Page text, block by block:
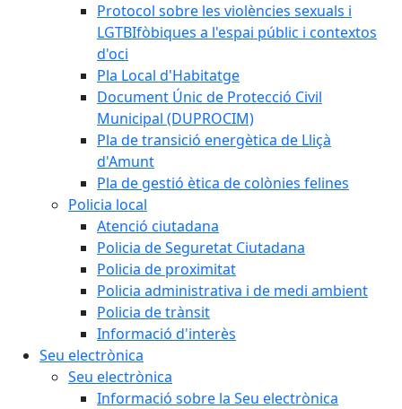
Protocol sobre les violències sexuals i
LGTBIfòbiques a l'espai públic i contextos
d'oci
Pla Local d'Habitatge
Document Únic de Protecció Civil
Municipal (DUPROCIM)
Pla de transició energètica de Lliçà
d'Amunt
Pla de gestió ètica de colònies felines
Policia local
Atenció ciutadana
Policia de Seguretat Ciutadana
Policia de proximitat
Policia administrativa i de medi ambient
Policia de trànsit
Informació d'interès
Seu electrònica
Seu electrònica
Informació sobre la Seu electrònica